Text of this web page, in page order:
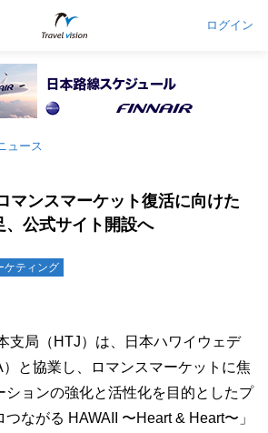
ログイン
ュース
マンスマーケット復活に向けた
、公式サイト開設へ
ケティング
⽀局（HTJ）は、⽇本ハワイウェデ
と協業し、ロマンスマーケットに焦
ションの強化と活性化を⽬的としたプ
ながる HAWAII 〜Heart & Heart〜」